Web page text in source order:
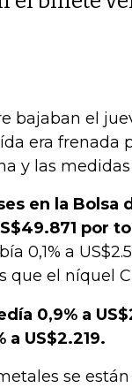
bajaban el
era frenada
y las
en la Bolsa
por
0,1% a
que el níquel
0,9% a
a US$2.219.
se